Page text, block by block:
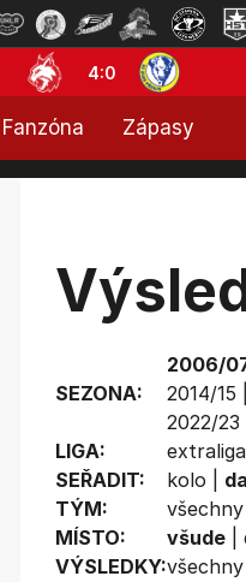
4:0
Fanzóna Zápasy
SEZONA:
2006/
2014/15
2022/23
LIGA:
extraliga
SEŘADIT:
kolo
TÝM:
všechny
MÍSTO:
všude|
VÝSLEDKY:všechny